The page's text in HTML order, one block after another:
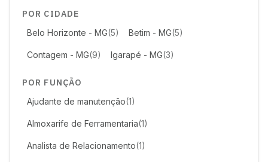
POR CIDADE
Belo Horizonte - MG(5) Betim - MG(5)
Contagem - MG(9) Igarapé - MG(3)
POR FUNÇÃO
Ajudante de manutenção(1)
Almoxarife de Ferramentaria(1)
Analista de Relacionamento(1)